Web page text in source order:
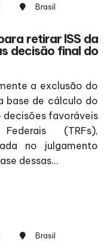
Brasil
retirar ISS da
decisão final do
a exclusão do
base de cálculo do
decisões favoráveis
(TRFs),
no julgamento
dessas...
Brasil